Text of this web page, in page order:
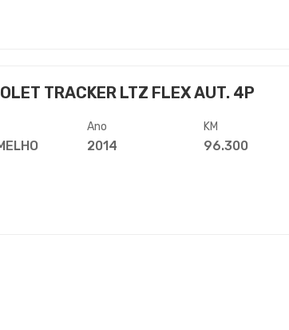
TRACKER LTZ FLEX AUT. 4P
Ano
2014
KM
96.300